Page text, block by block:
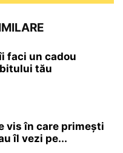
faci un cadou
tău
vis în care primești
îl vezi pe...